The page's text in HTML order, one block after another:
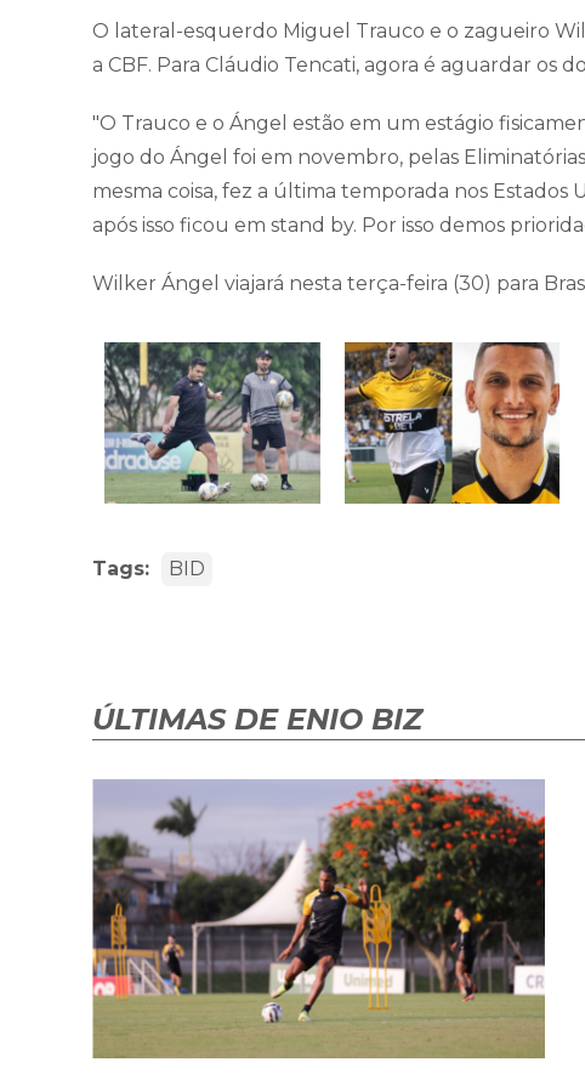
O lateral-esquerdo Miguel Trauco e o zagueiro
a CBF. Para Cláudio Tencati, agora é aguardar os
"O Trauco e o Ángel estão em um estágio
jogo do Ángel foi em novembro, pelas
mesma coisa, fez a última temporada nos Estados
após isso ficou em stand by. Por isso demos
Wilker Ángel viajará nesta terça-feira (30) para
Tags: BID
ÚLTIMAS DE ENIO BIZ